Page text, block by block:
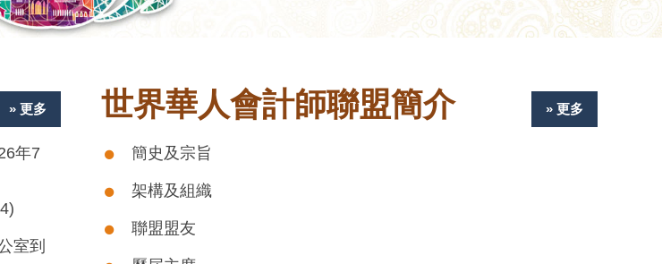
» 更多
年7
室到
世界華人會計師聯盟簡介 » 更多
簡史及宗旨
架構及組織
聯盟盟友